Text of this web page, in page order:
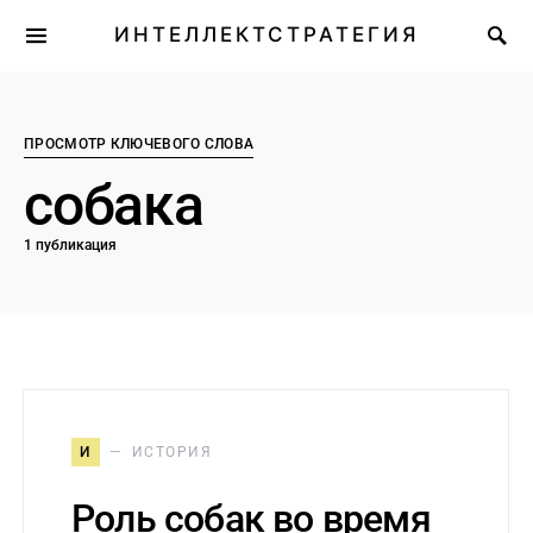
ИНТЕЛЛЕКТСТРАТЕГИЯ
ПРОСМОТР КЛЮЧЕВОГО СЛОВА
собака
1 публикация
И ИСТОРИЯ
Роль собак во время